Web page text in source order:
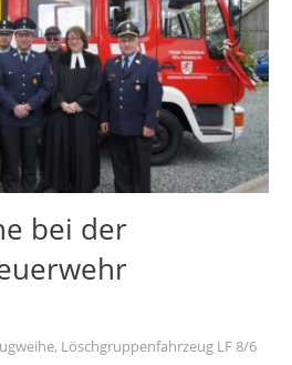
bei der
, Löschgruppenfahrzeug LF 8/6